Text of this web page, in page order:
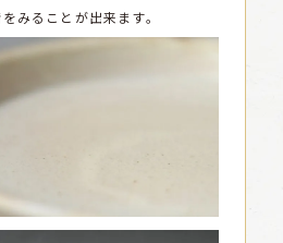
みることが出来ます。